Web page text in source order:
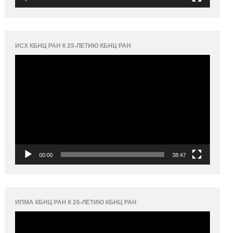
ИСХ КБНЦ РАН К 25-ЛЕТИЮ КБНЦ РАН
00:00 38:47
ИПМА КБНЦ РАН К 25-ЛЕТИЮ КБНЦ РАН